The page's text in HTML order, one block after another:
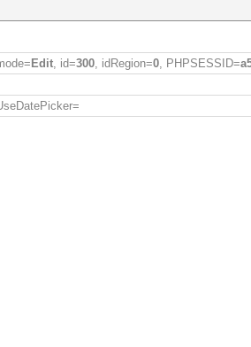
Edit, id=300, idRegion=0, PHPSESSID=